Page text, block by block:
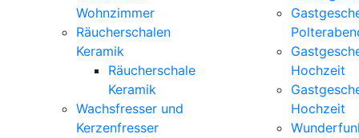
Wohnzimmer
Räucherschalen
Keramik
Räucherschale
Keramik
Wachsfresser und
Kerzenfresser
Hochzeit
Hochzeit